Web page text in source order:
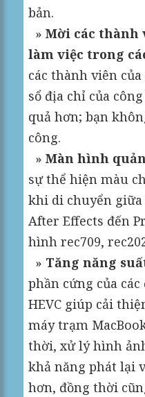
bản.
»Mời các thành
làm việc trong
các thành viên
sổ địa chỉ của
quả hơn; bạn
công.
»Màn hình
sự thể hiện màu
khi di chuyển
After Effects đến
hình rec709,
» Tăng năng
phần cứng của
HEVC giúp cải
máy trạm
thời, xử lý hình
khả năng phát lại
hơn, đồng thời